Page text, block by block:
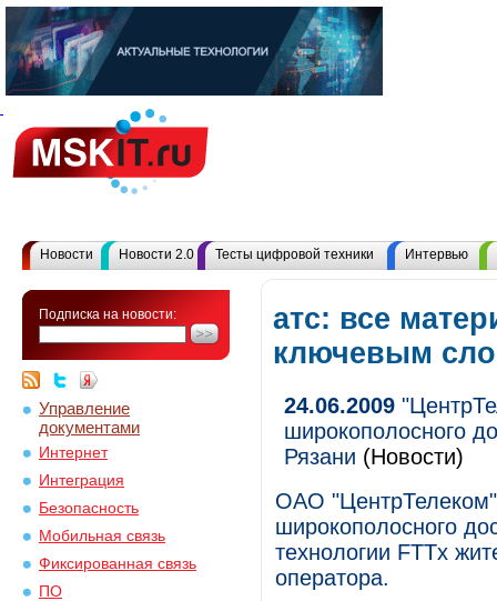
Новости Новости 2.0 Тесты цифровой техники Интервью
Подписка на новости:
Управление
документами
Интернет
Интеграция
Безопасность
Мобильная связь
Фиксированная связь
ПО
атс: все
ключевым
24.06.2009
широкополосного
Рязани (Новости)
ОАО "ЦентрТелеком"
широкополосного
технологии FTTx
оператора.